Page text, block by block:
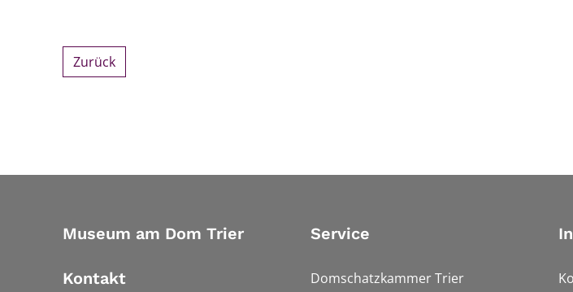
Zurück
Museum am Dom Trier
Kontakt
Service
Domschatzkammer Trier